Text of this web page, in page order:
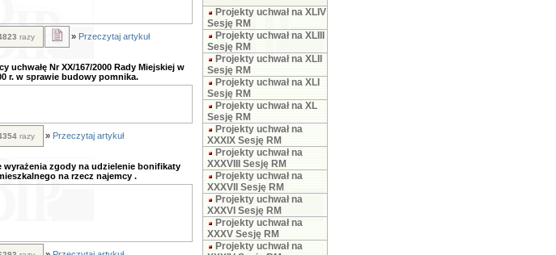
razy » Przeczytaj artykuł
uchwałę Nr XX/167/2000 Rady Miejskiej w
r. w sprawie budowy pomnika.
razy » Przeczytaj artykuł
wyrażenia zgody na udzielenie bonifikaty
na rzecz najemcy .
Projekty uchwał na XLIV
Sesję RM
Projekty uchwał na XLIII
Sesję RM
Projekty uchwał na XLII
Sesję RM
Projekty uchwał na XLI
Sesję RM
Projekty uchwał na XL
Sesję RM
Projekty uchwał na
XXXIX Sesję RM
Projekty uchwał na
XXXVIII Sesję RM
Projekty uchwał na
XXXVII Sesję RM
Projekty uchwał na
XXXVI Sesję RM
Projekty uchwał na
XXXV Sesję RM
Projekty uchwał na